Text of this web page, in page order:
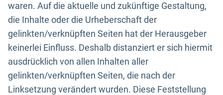
waren. Auf die aktuelle und zukünftige Gestaltung,
die Inhalte oder die Urheberschaft der
gelinkten/verknüpften Seiten hat der Herausgeber
keinerlei Einfluss. Deshalb distanziert er sich hiermit
ausdrücklich von allen Inhalten aller
gelinkten/verknüpften Seiten, die nach der
Linksetzung verändert wurden. Diese Feststellung